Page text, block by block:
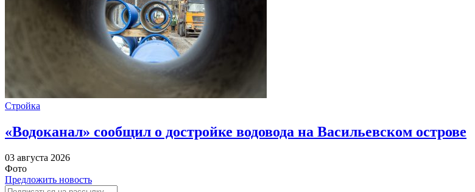
Стройка
«Водоканал» сообщил о достройке водовода на Васильевском острове
03 августа 2026
Фото
Предложить новость